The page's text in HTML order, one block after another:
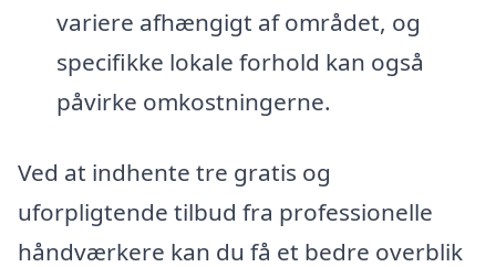
variere afhængigt af området, og
specifikke lokale forhold kan også
påvirke omkostningerne.
Ved at indhente tre gratis og
uforpligtende tilbud fra professionelle
håndværkere kan du få et bedre overblik